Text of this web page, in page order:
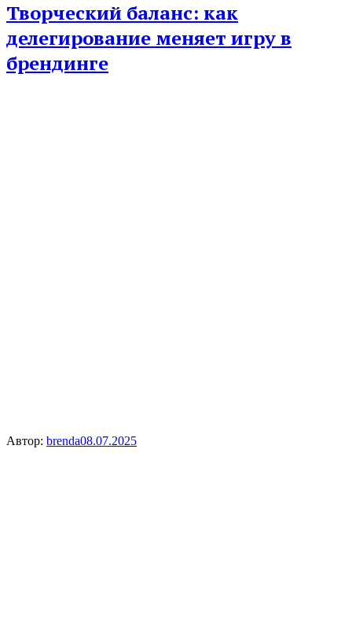
Творческий баланс: как
делегирование меняет игру в
брендинге
Автор: brenda08.07.2025